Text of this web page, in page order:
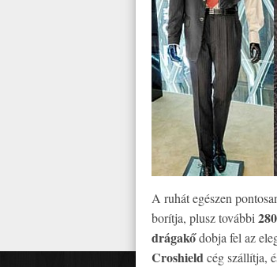
A ruhát egészen
borítja, plusz további
drágakődobja fel az
Croshield cég szállítja,